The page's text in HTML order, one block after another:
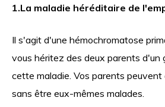
1.La maladie héréditaire de
Il s'agit d'une hémochromatose
vous héritez des deux parents d'un
cette maladie. Vos parents
sans être eux-mêmes malades.